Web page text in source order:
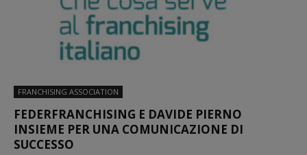
FRANCHISING ASSOCIATION
FEDERFRANCHISING E DAVIDE PIERNO
INSIEME PER UNA COMUNICAZIONE DI
SUCCESSO